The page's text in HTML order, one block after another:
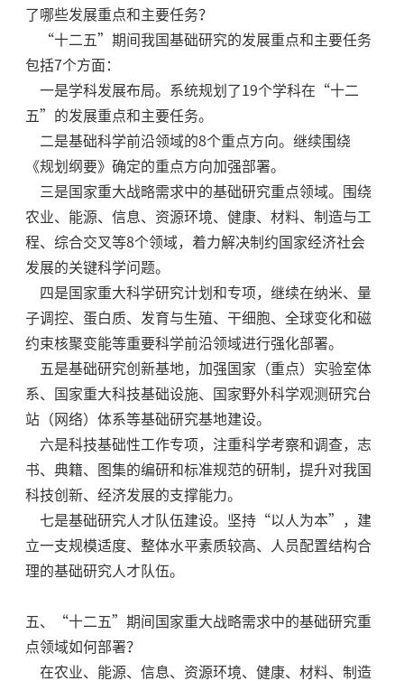
了哪些发展重点和主要任务？
“十二五”期间我国基础研究的发展重点和主要任务
包括7个方面：
一是学科发展布局。系统规划了19个学科在“十二
五”的发展重点和主要任务。
二是基础科学前沿领域的8个重点方向。继续围绕
《规划纲要》确定的重点方向加强部署。
三是国家重大战略需求中的基础研究重点领域。围绕
农业、能源、信息、资源环境、健康、材料、制造与工
程、综合交叉等8个领域，着力解决制约国家经济社会
发展的关键科学问题。
四是国家重大科学研究计划和专项，继续在纳米、量
子调控、蛋白质、发育与生殖、干细胞、全球变化和磁
约束核聚变能等重要科学前沿领域进行强化部署。
五是基础研究创新基地，加强国家（重点）实验室体
系、国家重大科技基础设施、国家野外科学观测研究台
站（网络）体系等基础研究基地建设。
六是科技基础性工作专项，注重科学考察和调查，志
书、典籍、图集的编研和标准规范的研制，提升对我国
科技创新、经济发展的支撑能力。
七是基础研究人才队伍建设。坚持“以人为本”，建
立一支规模适度、整体水平素质较高、人员配置结构合
理的基础研究人才队伍。
五、“十二五”期间国家重大战略需求中的基础研究重
点领域如何部署？
在农业、能源、信息、资源环境、健康、材料、制造